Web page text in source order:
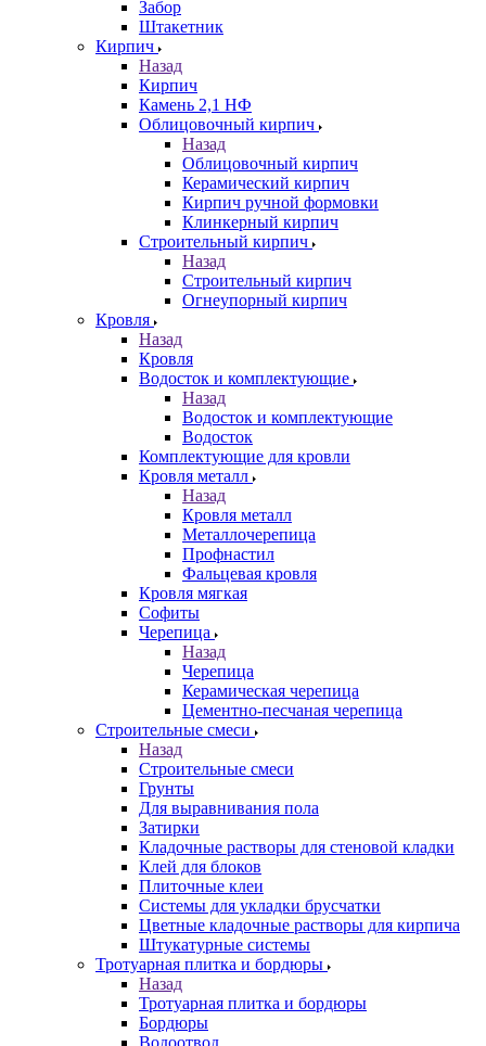
Забор
Штакетник
Кирпич
Назад
Кирпич
Камень 2,1 НФ
Облицовочный кирпич
Назад
Облицовочный кирпич
Керамический кирпич
Кирпич ручной формовки
Клинкерный кирпич
Строительный кирпич
Назад
Строительный кирпич
Огнеупорный кирпич
Кровля
Назад
Кровля
Водосток и комплектующие
Назад
Водосток и комплектующие
Водосток
Комплектующие для кровли
Кровля металл
Назад
Кровля металл
Металлочерепица
Профнастил
Фальцевая кровля
Кровля мягкая
Софиты
Черепица
Назад
Черепица
Керамическая черепица
Цементно-песчаная черепица
Строительные смеси
Назад
Строительные смеси
Грунты
Для выравнивания пола
Затирки
Кладочные растворы для стеновой кладки
Клей для блоков
Плиточные клеи
Системы для укладки брусчатки
Цветные кладочные растворы для кирпича
Штукатурные системы
Тротуарная плитка и бордюры
Назад
Тротуарная плитка и бордюры
Бордюры